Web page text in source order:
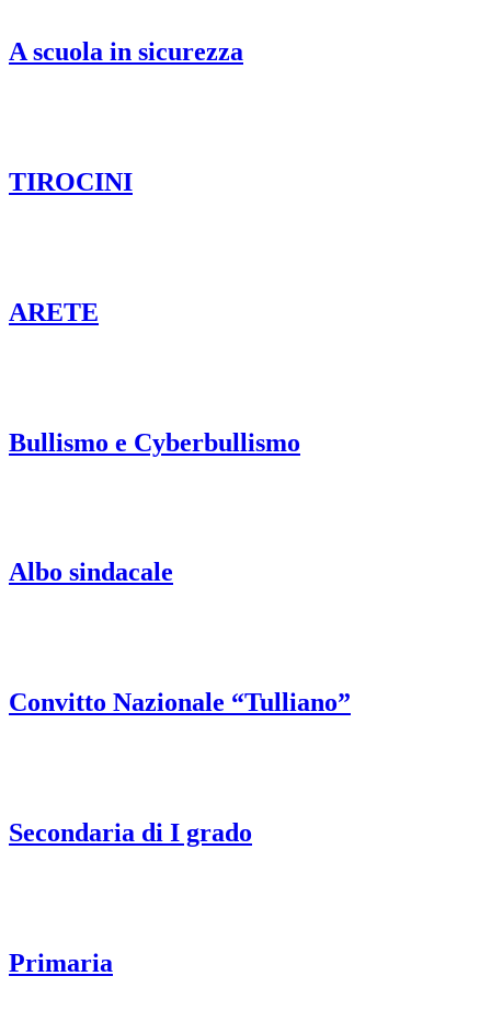
A scuola in sicurezza
TIROCINI
ARETE
Bullismo e Cyberbullismo
Albo sindacale
Convitto Nazionale “Tulliano”
Secondaria di I grado
Primaria